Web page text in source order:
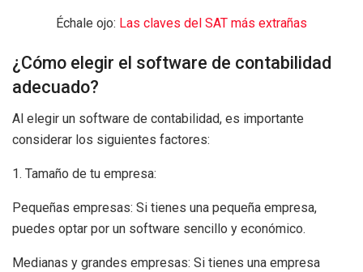
Échale ojo: Las claves del SAT más extrañas
¿Cómo elegir el software de contabilidad
adecuado?
Al elegir un software de contabilidad, es importante
considerar los siguientes factores:
1. Tamaño de tu empresa:
Pequeñas empresas: Si tienes una pequeña empresa,
puedes optar por un software sencillo y económico.
Medianas y grandes empresas: Si tienes una empresa